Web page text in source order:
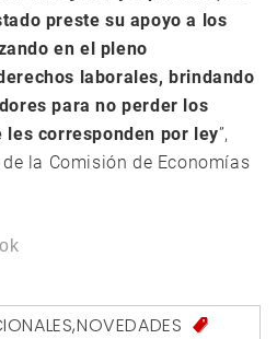
preste su apoyo a los
en el pleno
laborales, brindando
para no perder los
corresponden por ley”,
la Comisión de Economías
,NOVEDADES